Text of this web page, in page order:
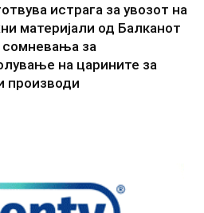
истрага за увозот на
материјали од Балканот
за
на царините за
производи